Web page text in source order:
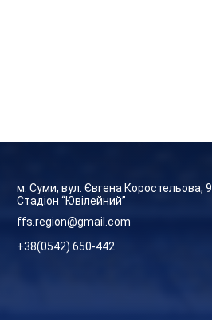
м. Суми, вул. Євгена Коростельова, 9.
Стадіон “Ювілейний”
ffs.region@gmail.com
+38(0542) 650-442